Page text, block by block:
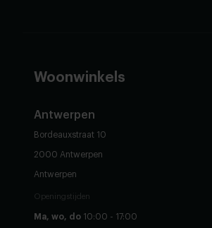
Woonwinkels
Antwerpen
Bordeauxstraat 10
2000 Antwerpen
Antwerpen
Openingstijden
Ma, wo, do 10:00 - 17:00